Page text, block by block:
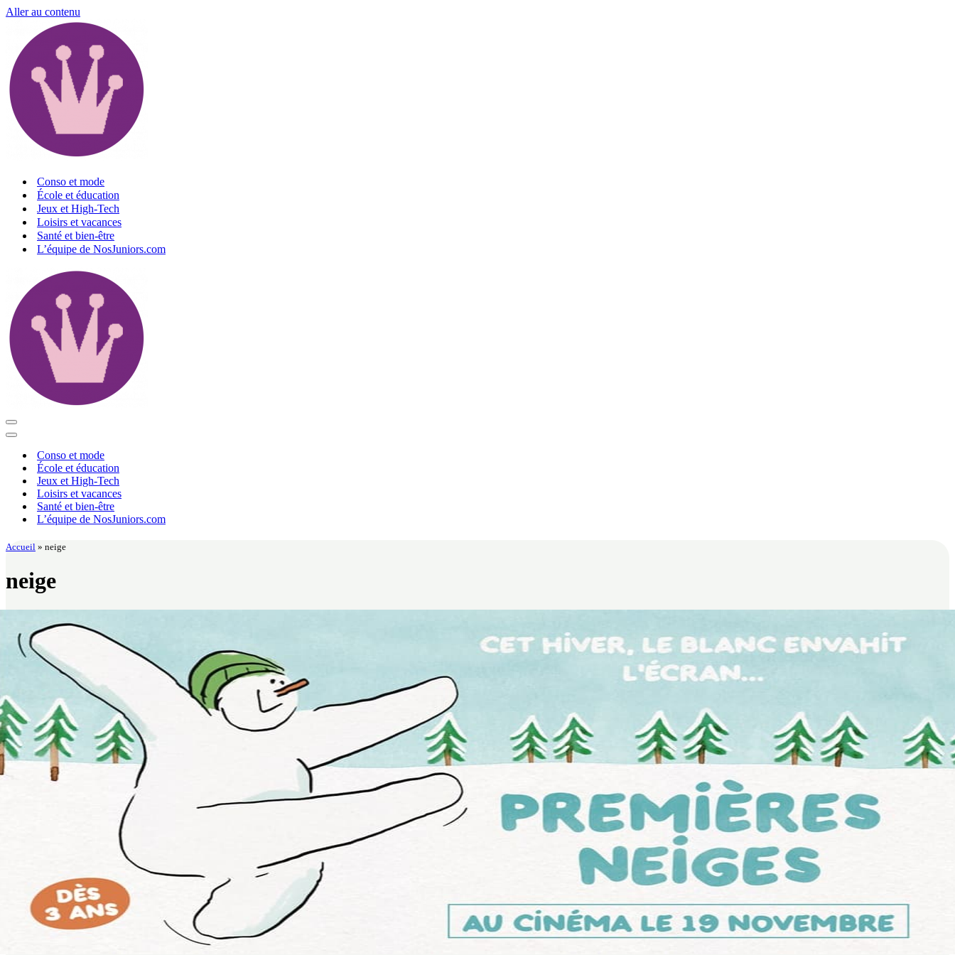
Aller au contenu
Conso et mode
École et éducation
Jeux et High-Tech
Loisirs et vacances
Santé et bien-être
L’équipe de NosJuniors.com
Menu
de
Menu
navigationConso et mode
École et éducation
Jeux et High-Tech
Loisirs et vacances
Santé et bien-être
L’équipe de NosJuniors.com
Accueil » neige
neige